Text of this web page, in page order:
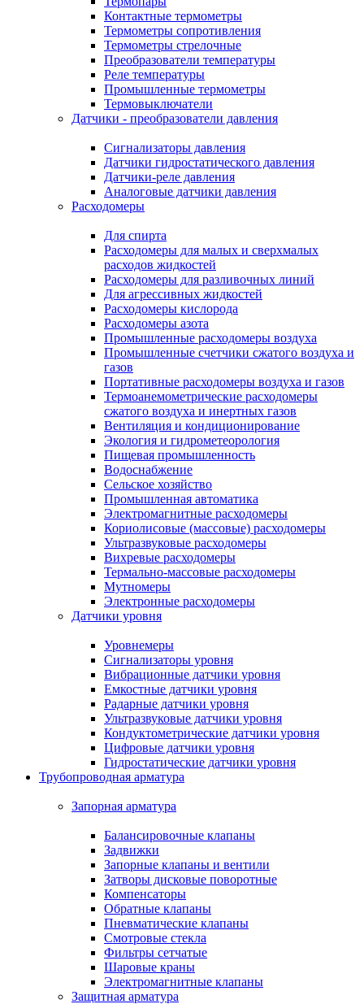
Контактные термометры
Термометры сопротивления
Термометры стрелочные
Преобразователи температуры
Реле температуры
Промышленные термометры
Термовыключатели
Датчики - преобразователи давления
Сигнализаторы давления
Датчики гидростатического давления
Датчики-реле давления
Аналоговые датчики давления
Расходомеры
Для спирта
Расходомеры для малых и сверхмалых
расходов жидкостей
Расходомеры для разливочных линий
Для агрессивных жидкостей
Расходомеры кислорода
Расходомеры азота
Промышленные расходомеры воздуха
Промышленные счетчики сжатого воздуха и
газов
Портативные расходомеры воздуха и газов
Термоанемометрические расходомеры
сжатого воздуха и инертных газов
Вентиляция и кондиционирование
Экология и гидрометеорология
Пищевая промышленность
Водоснабжение
Сельское хозяйство
Промышленная автоматика
Электромагнитные расходомеры
Кориолисовые (массовые) расходомеры
Ультразвуковые расходомеры
Вихревые расходомеры
Термально-массовые расходомеры
Мутномеры
Электронные расходомеры
Датчики уровня
Уровнемеры
Сигнализаторы уровня
Вибрационные датчики уровня
Емкостные датчики уровня
Радарные датчики уровня
Ультразвуковые датчики уровня
Кондуктометрические датчики уровня
Цифровые датчики уровня
Гидростатические датчики уровня
Трубопроводная арматура
Запорная арматура
Балансировочные клапаны
Задвижки
Запорные клапаны и вентили
Затворы дисковые поворотные
Компенсаторы
Обратные клапаны
Пневматические клапаны
Смотровые стекла
Фильтры сетчатые
Шаровые краны
Электромагнитные клапаны
Защитная арматура